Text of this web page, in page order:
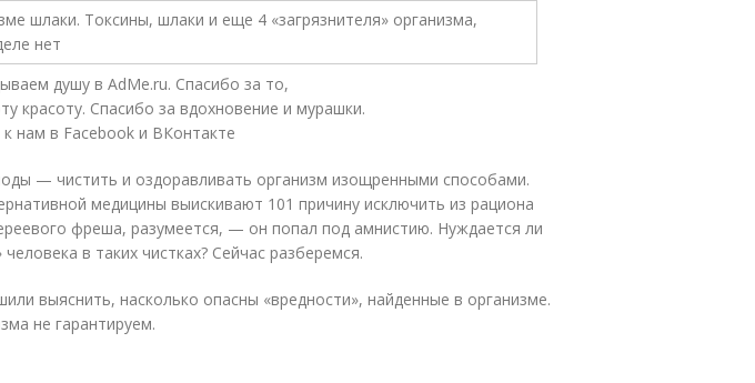
душу в AdMe.ru. Cпасибо за то,
красоту. Спасибо за вдохновение и мурашки.
нам в Facebook и ВКонтакте
— чистить и оздоравливать организм изощренными способами.
медицины выискивают 101 причину исключить из рациона
фреша, разумеется, — он попал под амнистию. Нуждается ли
в таких чистках? Сейчас разберемся.
выяснить, насколько опасны «вредности», найденные в организме.
не гарантируем.